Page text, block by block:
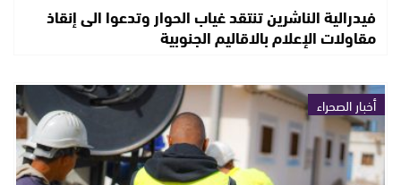
فيدرالية الناشرين تنتقد غياب الحوار وتدعوا الى إنقاذ
مقاولات الإعلام بالاقاليم الجنوبية
أخبار الصحراء